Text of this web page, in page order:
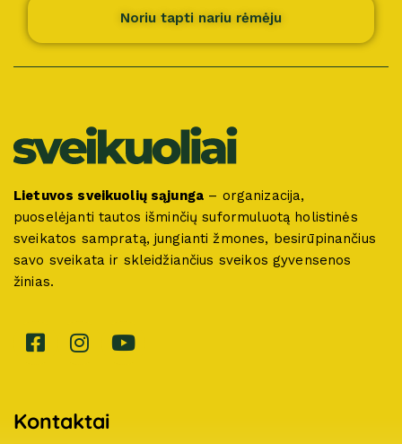
Noriu tapti nariu rėmėju
Lietuvos sveikuolių sąjunga – organizacija,
puoselėjanti tautos išminčių suformuluotą holistinės
sveikatos sampratą, jungianti žmones, besirūpinančius
savo sveikata ir skleidžiančius sveikos gyvensenos
žinias.
Kontaktai